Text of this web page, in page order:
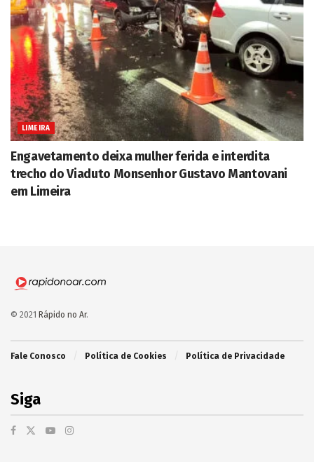
LIMEIRA
Engavetamento deixa mulher ferida e interdita
trecho do Viaduto Monsenhor Gustavo Mantovani
em Limeira
© 2021 Rápido no Ar.
Fale Conosco Política de Cookies Política de Privacidade
Siga